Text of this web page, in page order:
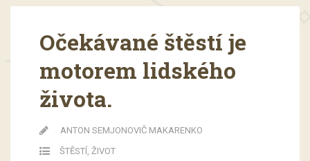
Očekávané štěstí je
motorem lidského
života.
ANTON SEMJONOVIČ MAKARENKO
ŠTĚSTÍ, ŽIVOT